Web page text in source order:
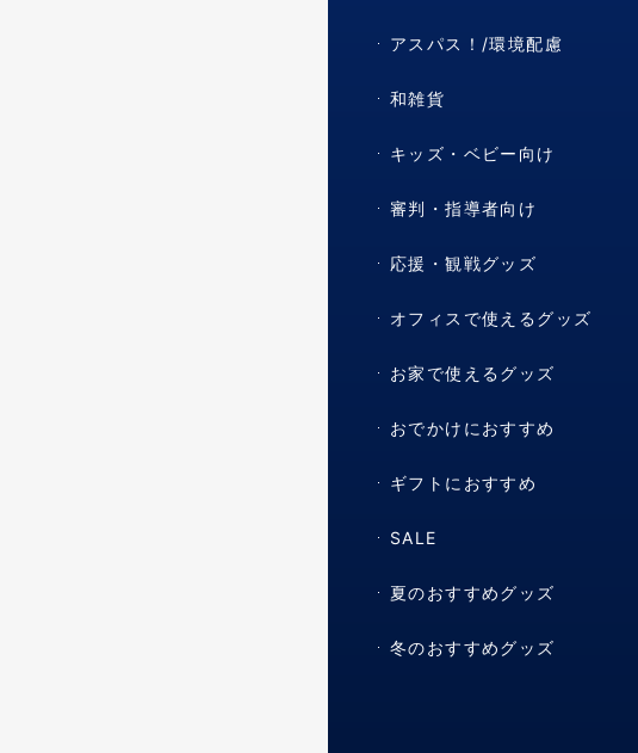
アスパス！/環境配慮
和雑貨
キッズ・ベビー向け
審判・指導者向け
応援・観戦グッズ
オフィスで使えるグッズ
お家で使えるグッズ
おでかけにおすすめ
ギフトにおすすめ
SALE
夏のおすすめグッズ
冬のおすすめグッズ